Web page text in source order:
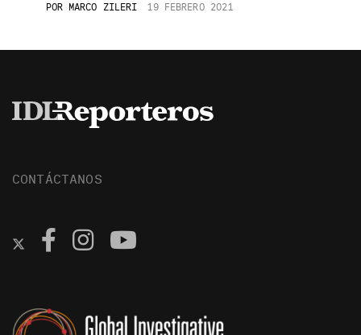
PORMARCO ZILERI 19 FEBRERO 2021
CONTÁCTANOS